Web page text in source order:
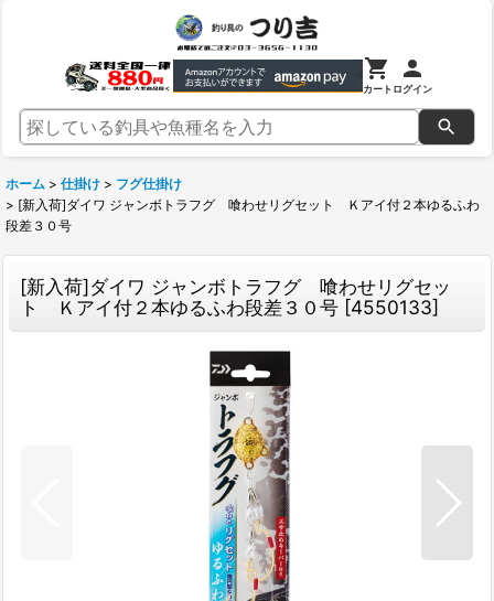
カートログイン
ホーム > 仕掛け > フグ仕掛け
> [新入荷]ダイワ ジャンボトラフグ 喰わせリグセット Ｋアイ付２本ゆるふわ
段差３０号
[新入荷]ダイワ ジャンボトラフグ 喰わせリグセッ
ト Ｋアイ付２本ゆるふわ段差３０号 [4550133]